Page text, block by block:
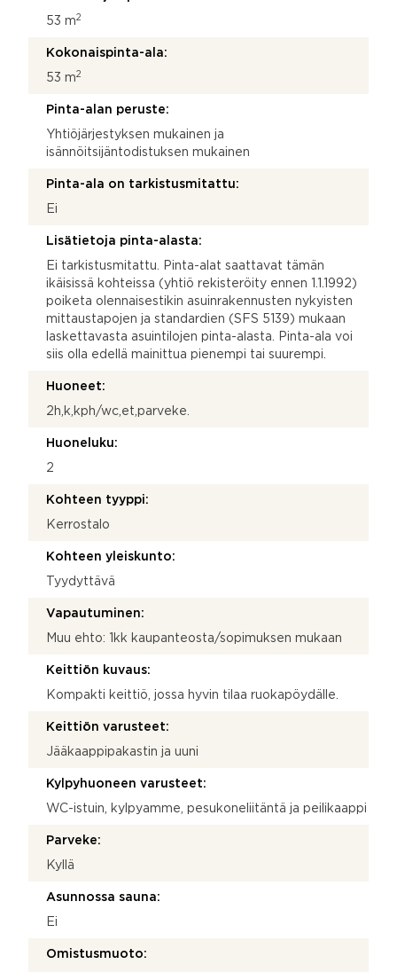
53 m2
Kokonaispinta-ala:
53 m2
Pinta-alan peruste:
Yhtiöjärjestyksen mukainen ja
isännöitsijäntodistuksen mukainen
Pinta-ala on tarkistusmitattu:
Ei
Lisätietoja pinta-alasta:
Ei tarkistusmitattu. Pinta-alat saattavat tämän
ikäisissä kohteissa (yhtiö rekisteröity ennen 1.1.1992)
poiketa olennaisestikin asuinrakennusten nykyisten
mittaustapojen ja standardien (SFS 5139) mukaan
laskettavasta asuintilojen pinta-alasta. Pinta-ala voi
siis olla edellä mainittua pienempi tai suurempi.
Huoneet:
2h,k,kph/wc,et,parveke.
Huoneluku:
2
Kohteen tyyppi:
Kerrostalo
Kohteen yleiskunto:
Tyydyttävä
Vapautuminen:
Muu ehto: 1kk kaupanteosta/sopimuksen mukaan
Keittiön kuvaus:
Kompakti keittiö, jossa hyvin tilaa ruokapöydälle.
Keittiön varusteet:
Jääkaappipakastin ja uuni
Kylpyhuoneen varusteet:
WC-istuin, kylpyamme, pesukoneliitäntä ja peilikaappi
Parveke:
Kyllä
Asunnossa sauna:
Ei
Omistusmuoto: